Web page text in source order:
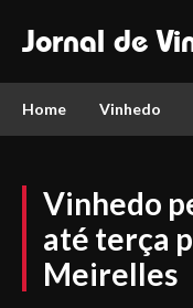
Jornal de
Home Vinhedo
Vinhedo
até terça
Meirelles